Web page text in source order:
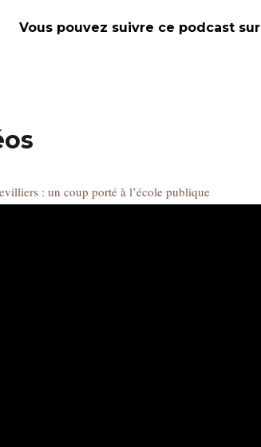
Vous pouvez suivre ce podcast sur
: un coup porté à l’école publique